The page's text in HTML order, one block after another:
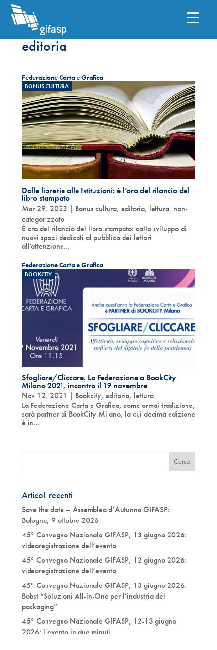
editoria
Federazione Carta e Grafica
BONUS CULTURA
Dalle librerie alle Istituzioni: è l’ora del rilancio del
libro stampato
Mar 29, 2023 | Bonus cultura, editoria, lettura, non-
categorizzato
È ora del rilancio del libro stampato: dallo sviluppo di
nuovi spazi dedicati al pubblico dei lettori
all'attenzione...
Federazione Carta e Grafica
BOOKCITY
Sfogliare/Cliccare. La Federazione a BookCity
Milano 2021, incontro il 19 novembre
Nov 12, 2021 | Bookcity, editoria, lettura
La Federazione Carta e Grafica, come ormai tradizione,
sarà partner di BookCity Milano, la cui decima edizione
è in...
Articoli recenti
Save the date – Assemblea d’Autunno GIFASP:
Bologna, 9 ottobre 2026
45° Convegno Nazionale GIFASP, 13 giugno 2026:
videoregistrazione dell’evento
45° Convegno Nazionale GIFASP, 12 giugno 2026:
videoregistrazione dell’evento
45° Convegno Nazionale GIFASP, 13 giugno 2026:
Bobst “Soluzioni All-in-One per l’industria del
packaging”
45° Convegno Nazionale GIFASP, 12-13 giugno
2026: l’evento in due minuti